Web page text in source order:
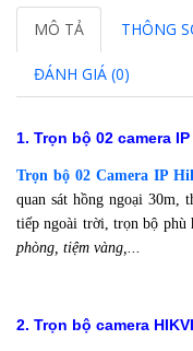
MÔ TẢ THÔNG
ĐÁNH GIÁ (0)
1. Trọn bộ 02 camera
Trọn bộ 02 Camera IP
quan sát hồng ngoại 30m,
tiếp ngoài trời, trọn bộ phù
phòng, tiệm vàng,...
2. Trọn bộ camera